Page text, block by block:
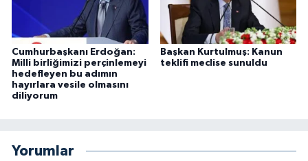
Cumhurbaşkanı Erdoğan:
Milli birliğimizi perçinlemeyi
hedefleyen bu adımın
hayırlara vesile olmasını
diliyorum
Başkan Kurtulmuş: Kanun
teklifi meclise sunuldu
Yorumlar